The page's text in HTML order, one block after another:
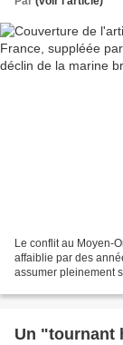
Le conflit au Moyen-
affaiblie par des
assumer pleinement
Un "tournant